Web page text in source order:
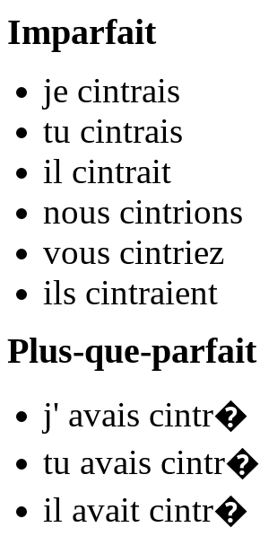
Imparfait
je cintrais
tu cintrais
il cintrait
nous cintrions
vous cintriez
ils cintraient
Plus-que-parfait
j' avais cintr�
tu avais cintr�
il avait cintr�